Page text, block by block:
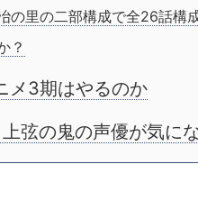
の里の二部構成で全26話構
？
メ3期はやるのか
弦の鬼の声優が気に